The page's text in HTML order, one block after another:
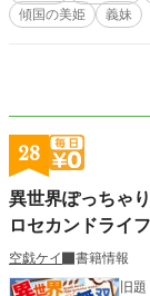
傾国の美姫
義妹
28
異世界ぽっちゃ
ロセカンドライ
空戯ケイ
書籍情報
旧